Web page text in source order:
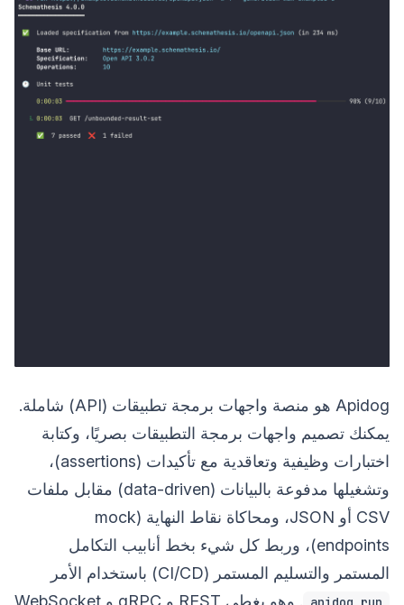
Apidog هو منصة واجهات برمجة تطبيقات (API) شاملة.
يمكنك تصميم واجهات برمجة التطبيقات بصريًا، وكتابة
اختبارات وظيفية وتعاقدية مع تأكيدات (assertions)،
وتشغيلها مدفوعة بالبيانات (data-driven) مقابل ملفات
CSV أو JSON، ومحاكاة نقاط النهاية (mock
endpoints)، وربط كل شيء بخط أنابيب التكامل
المستمر والتسليم المستمر (CI/CD) باستخدام الأمر